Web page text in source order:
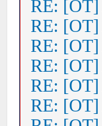
RE:
RE:
RE:
RE:
RE:
RE: